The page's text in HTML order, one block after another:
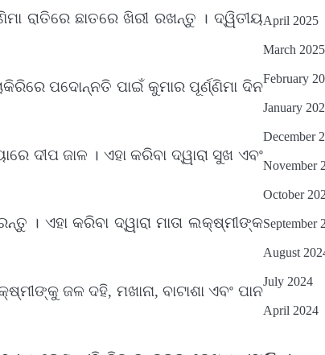
ରାତିରେ ଛାତରେ ଖିରୀ ରଖନ୍ତୁ । ଦ୍ୱିତୀୟ
ପଦୋନ୍ନତି ପାଇଁ କୁମାର ପୂର୍ଣ୍ଣିମା ଦିନ
ଦୀପ ଜାଳ । ଏହା କରିବା ଦ୍ୱାରା ସୁଖ ଏବଂ
। ଏହା କରିବା ଦ୍ୱାରା ମାତା ଲକ୍ଷ୍ମୀଙ୍କ
ଜଳ ଦହି, ମଖାନା, ବାଟାଶା ଏବଂ ପାନ
April 2025
March 2025
February
January
December
November
October
September
August
July 2024
April 2024